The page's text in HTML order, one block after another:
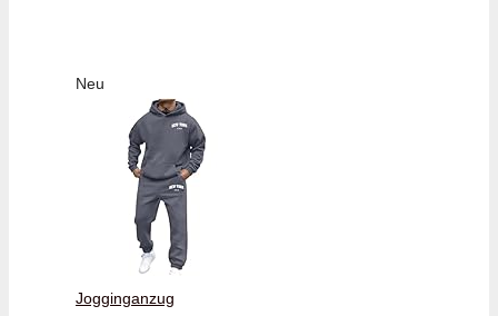
Neu
Jogginganzug